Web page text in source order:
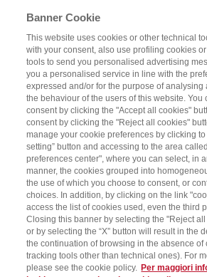
Banner Cookie
This website uses cookies or other technical
with your consent, also use profiling cookies
tools to send you personalised advertising
you a personalised service in line with the
expressed and/or for the purpose of analysing
the behaviour of the users of this website. You
consent by clicking the "Accept all cookies"
consent by clicking the "Reject all cookies"
manage your cookie preferences by clicking to
setting” button and accessing to the area
preferences center", where you can select, in
manner, the cookies grouped into
the use of which you choose to consent, or
choices. In addition, by clicking on the link
access the list of cookies used, even the third
Closing this banner by selecting the "Reject
or by selecting the “X” button will result in the
the continuation of browsing in the absence of
tracking tools other than technical ones). For
please see the cookie policy. Per maggiori